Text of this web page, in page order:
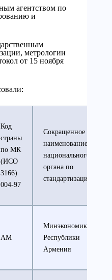
агентством по
и
метрологии
от 15 ноября
Код
страны
по МК
(ИСО
3166)
004-97
Сокращенное
наименование
национального
органа по
стандартизации
AM
Минэкономики
Республики
Армения